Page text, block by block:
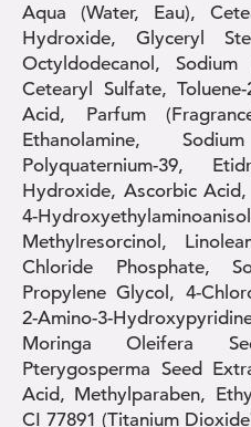
Aqua (Water, Eau),
Hydroxide, Glyceryl
Octyldodecanol,
Cetearyl Sulfate,
Acid, Parfum
Ethanolamine,
Polyquaternium-39,
Hydroxide, Ascorbic
4-
Methylresorcinol,
Chloride Phosphate,
Propylene Glycol, 4-
2-Amino-3-
Moringa Oleifera
Pterygosperma Seed
Acid, Methylparaben,
CI 77891 (Titanium